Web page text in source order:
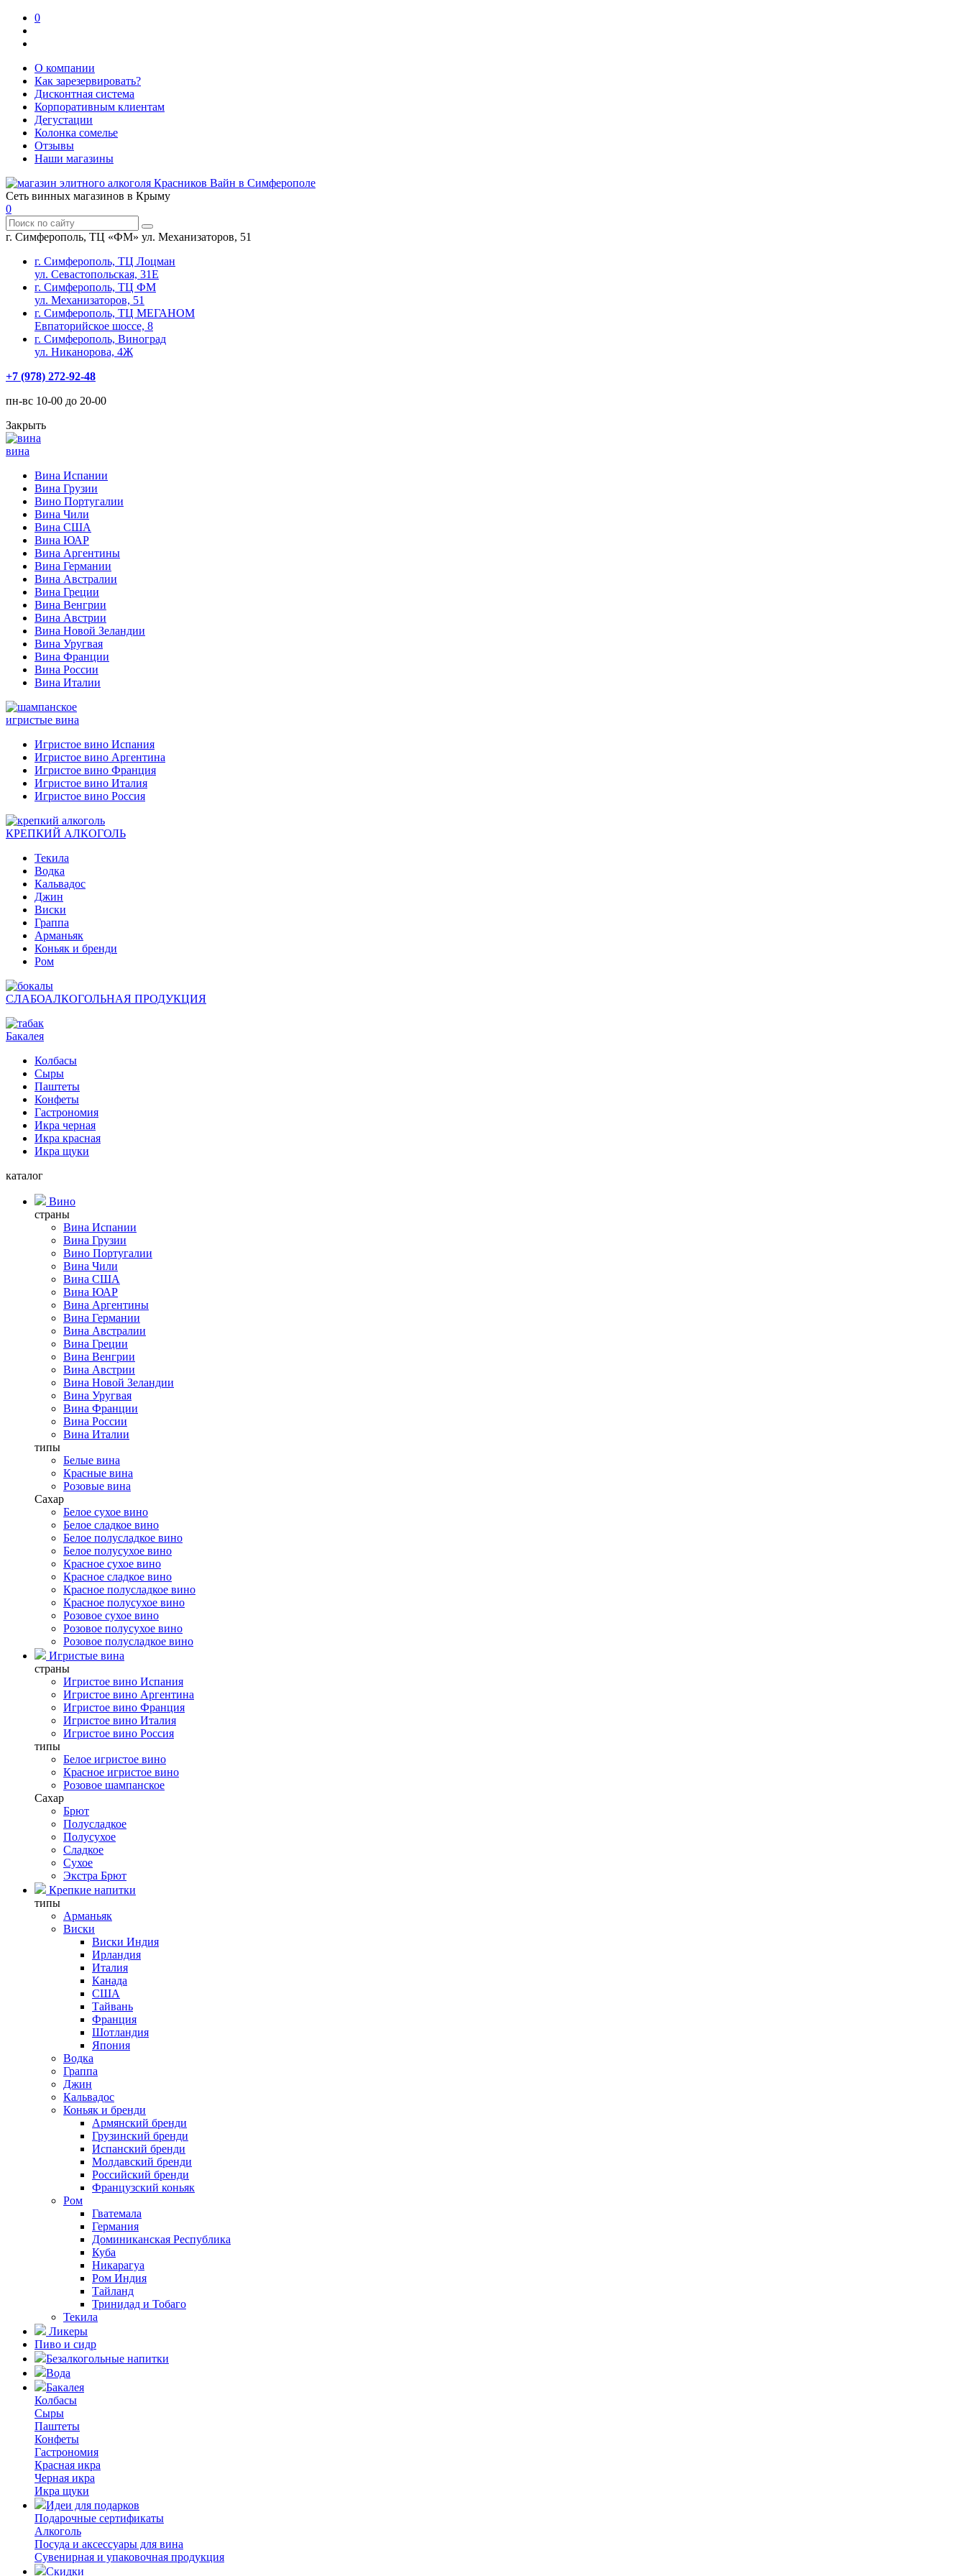
0
О компании
Как зарезервировать?
Дисконтная система
Корпоративным клиентам
Дегустации
Колонка сомелье
Отзывы
Наши магазины
Сеть винных магазинов в Крыму
0
г. Симферополь, ТЦ «ФМ» ул. Механизаторов, 51
г. Симферополь, ТЦ Лоцман
ул. Севастопольская, 31Е
г. Симферополь, ТЦ ФМ
ул. Механизаторов, 51
г. Симферополь, ТЦ МЕГАНОМ
Евпаторийское шоссе, 8
г. Симферополь, Виноград
ул. Никанорова, 4Ж
+7 (978) 272-92-48
пн-вс 10-00 до 20-00
Закрыть
вина
Вина Испании
Вина Грузии
Вино Португалии
Вина Чили
Вина США
Вина ЮАР
Вина Аргентины
Вина Германии
Вина Австралии
Вина Греции
Вина Венгрии
Вина Австрии
Вина Новой Зеландии
Вина Уругвая
Вина Франции
Вина России
Вина Италии
игристые вина
Игристое вино Испания
Игристое вино Аргентина
Игристое вино Франция
Игристое вино Италия
Игристое вино Россия
КРЕПКИЙ АЛКОГОЛЬ
Текила
Водка
Кальвадос
Джин
Виски
Граппа
Арманьяк
Коньяк и бренди
Ром
СЛАБОАЛКОГОЛЬНАЯ ПРОДУКЦИЯ
Бакалея
Колбасы
Сыры
Паштеты
Конфеты
Гастрономия
Икра черная
Икра красная
Икра щуки
каталог
Вино
страны
Вина Испании
Вина Грузии
Вино Португалии
Вина Чили
Вина США
Вина ЮАР
Вина Аргентины
Вина Германии
Вина Австралии
Вина Греции
Вина Венгрии
Вина Австрии
Вина Новой Зеландии
Вина Уругвая
Вина Франции
Вина России
Вина Италии
типы
Белые вина
Красные вина
Розовые вина
Сахар
Белое сухое вино
Белое сладкое вино
Белое полусладкое вино
Белое полусухое вино
Красное сухое вино
Красное сладкое вино
Красное полусладкое вино
Красное полусухое вино
Розовое сухое вино
Розовое полусухое вино
Розовое полусладкое вино
Игристые вина
страны
Игристое вино Испания
Игристое вино Аргентина
Игристое вино Франция
Игристое вино Италия
Игристое вино Россия
типы
Белое игристое вино
Красное игристое вино
Розовое шампанское
Сахар
Брют
Полусладкое
Полусухое
Сладкое
Сухое
Экстра Брют
Крепкие напитки
типы
Арманьяк
Виски
Виски Индия
Ирландия
Италия
Канада
США
Тайвань
Франция
Шотландия
Япония
Водка
Граппа
Джин
Кальвадос
Коньяк и бренди
Армянский бренди
Грузинский бренди
Испанский бренди
Молдавский бренди
Российский бренди
Французский коньяк
Ром
Гватемала
Германия
Доминиканская Республика
Куба
Никарагуа
Ром Индия
Тайланд
Тринидад и Тобаго
Текила
Ликеры
Пиво и сидр
Безалкогольные напитки
Вода
Бакалея
Колбасы
Сыры
Паштеты
Конфеты
Гастрономия
Красная икра
Черная икра
Икра щуки
Идеи для подарков
Подарочные сертификаты
Алкоголь
Посуда и аксессуары для вина
Сувенирная и упаковочная продукция
Скидки